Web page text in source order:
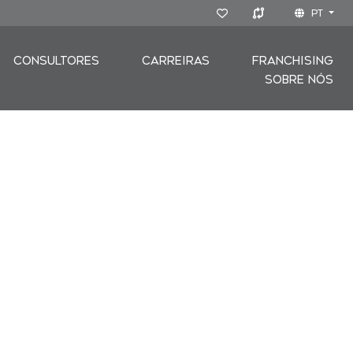
PT
CONSULTORES CARREIRAS
FRANCHISING
SOBRE NÓS